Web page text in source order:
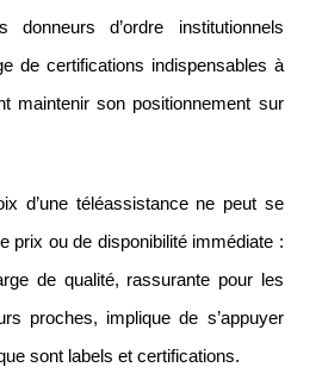
donneurs d’ordre institutionnels
de certifications indispensables à
maintenir son positionnement sur
d’une téléassistance ne peut se
prix ou de disponibilité immédiate :
de qualité, rassurante pour les
proches, implique de s’appuyer
sont labels et certifications.